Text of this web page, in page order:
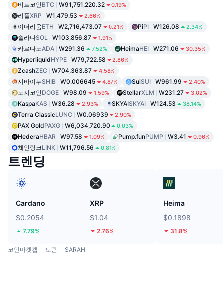
비트코인BTC ₩91,751,220.32 0.19%
리플XRP ₩1,479.53 2.66%
이더리움ETH ₩2,716,473.07 0.21% PiPI ₩126.08 2.34%
솔라나SOL ₩103,856.87 1.91%
카르다노ADA ₩291.36 7.52% HeimaHEI ₩271.06 30.35%
HyperliquidHYPE ₩79,722.58 2.86%
ZcashZEC ₩704,363.87 4.58%
시바이누SHIB ₩0.006645 4.87% SuiSUI ₩961.99 2.40%
도지코인DOGE ₩98.09 1.59% StellarXLM ₩231.27 3.02%
KaspaKAS ₩36.28 2.93% SKYAISKYAI ₩124.53 38.14%
Terra ClassicLUNC ₩0.06939 2.90%
PAX GoldPAXG ₩6,034,720.90 0.03%
HederaHBAR ₩97.58 1.09% Pump.funPUMP ₩3.41 0.96%
체인링크LINK ₩11,796.56 0.81%
트렌딩
Cardano
$0.2054
7.79%
XRP
$1.04
2.76%
Heima
$0.1898
31.8%
코인마켓캡 토큰 SARAH